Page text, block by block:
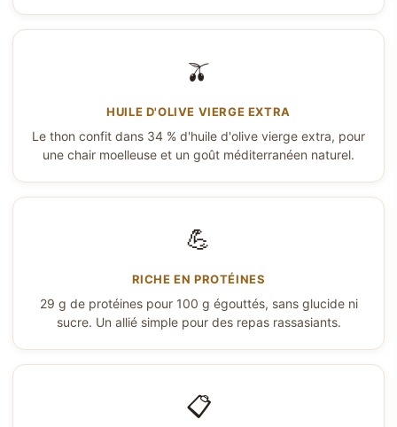
🫒
HUILE D'OLIVE VIERGE EXTRA
Le thon confit dans 34 % d'huile d'olive vierge extra, pour
une chair moelleuse et un goût méditerranéen naturel.
💪
RICHE EN PROTÉINES
29 g de protéines pour 100 g égouttés, sans glucide ni
sucre. Un allié simple pour des repas rassasiants.
📋